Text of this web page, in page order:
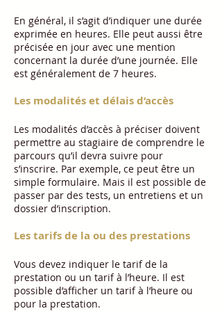
En général, il s’agit d’indiquer une durée
exprimée en heures. Elle peut aussi être
précisée en jour avec une mention
concernant la durée d’une journée. Elle
est généralement de 7 heures.
Les modalités et délais d’accès
Les modalités d’accès à préciser doivent
permettre au stagiaire de comprendre le
parcours qu’il devra suivre pour
s’inscrire. Par exemple, ce peut être un
simple formulaire. Mais il est possible de
passer par des tests, un entretiens et un
dossier d’inscription.
Les tarifs de la ou des prestations
Vous devez indiquer le tarif de la
prestation ou un tarif à l’heure. Il est
possible d’afficher un tarif à l’heure ou
pour la prestation.